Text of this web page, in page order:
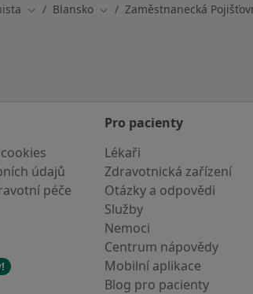
Změna města
Blansko Změna města
Zaměstnanecká
údajů
péče
Pro pacienty
Lékaři
Zdravotnická zařízení
Otázky a odpovědi
Služby
Nemoci
Centrum nápovědy
Mobilní aplikace
Blog pro pacienty